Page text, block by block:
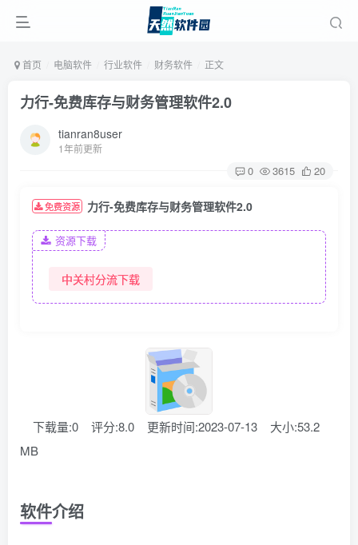
首页 电脑软件 行业软件 财务软件 正文
力行-免费库存与财务管理软件2.0
tianran8user
1年前更新
0 3615 20
免费资源 力行-免费库存与财务管理软件2.0
资源下载
中关村分流下载
下载量:0 评分:8.0 更新时间:2023-07-13
大小:53.2
MB
软件介绍